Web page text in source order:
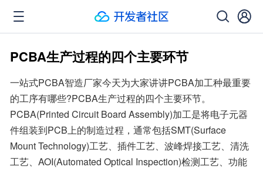
PCBA生产过程的四个主要环节
一站式PCBA智造厂家今天为大家讲讲PCBA加工种最重要
的工序有哪些?PCBA生产过程的四个主要环节。
PCBA(Printed Circuit Board Assembly)加工是将电子元器
件组装到PCB上的制造过程，通常包括SMT(Surface
Mount Technology)工艺、插件工艺、波峰焊接工艺、清洗
工艺、AOI(Automated Optical Inspection)检测工艺、功能